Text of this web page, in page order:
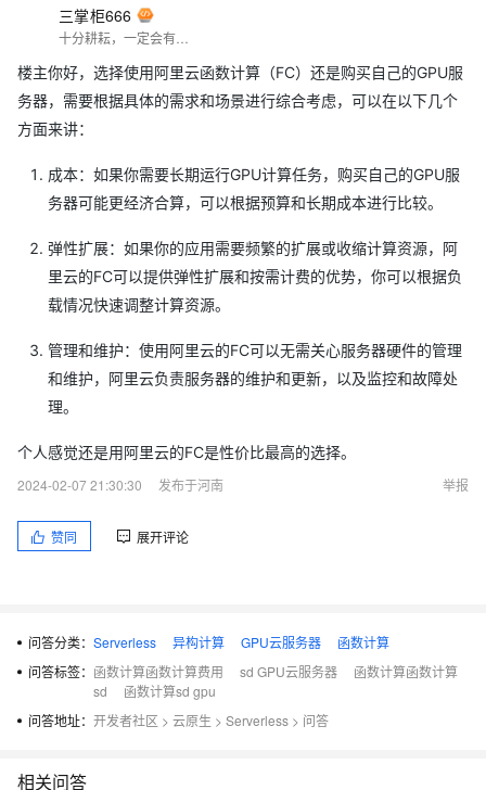
三掌柜666
楼主你好，选择使用阿里云函数计算（FC）还是购买自己的GPU服
务器，需要根据具体的需求和场景进行综合考虑，可以在以下几个
方面来讲：
成本：如果你需要长期运行GPU计算任务，购买自己的GPU服
务器可能更经济合算，可以根据预算和长期成本进行比较。
弹性扩展：如果你的应用需要频繁的扩展或收缩计算资源，阿
里云的FC可以提供弹性扩展和按需计费的优势，你可以根据负
载情况快速调整计算资源。
管理和维护：使用阿里云的FC可以无需关心服务器硬件的管理
和维护，阿里云负责服务器的维护和更新，以及监控和故障处
理。
个人感觉还是用阿里云的FC是性价比最高的选择。
2024-02-07 21:30:30
发布于河南 举报
赞同 展开评论
问答分类： Serverless 异构计算 GPU云服务器
函数计算
问答标签： 函数计算函数计算费用 sd GPU云服务器
函数计算函数计算
sd
函数计算sd gpu
问答地址： 开发者社区 > 云原生 > Serverless > 问答
相关问答